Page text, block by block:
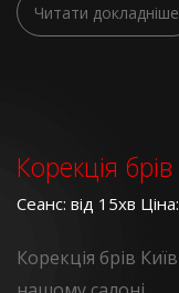
Читати докладніше
Корекція брів
Сеанс: від 15хв
Корекція брів